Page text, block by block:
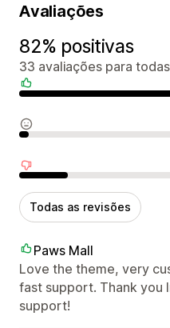
Avaliações
82% positivas
33 avaliações para
Avaliações positivas
Avaliações neutras
Avaliações negativas
Todas as revisões
Paws Mall
Love the theme, very
fast support. Thank you
support!